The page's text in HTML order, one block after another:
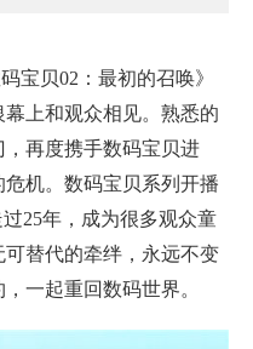
宝贝02：最初的召唤》
上和观众相见。熟悉的
再度携手数码宝贝进
机。数码宝贝系列开播
25年，成为很多观众童
替代的牵绊，永远不变
一起重回数码世界。